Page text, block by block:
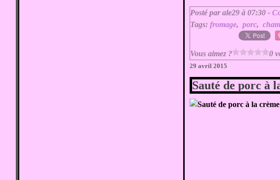
Posté par ale29 à 07:30 -
Tags:fromage,porc,
Vous aimez ? 0
29 avril 2015
Sauté de porc à